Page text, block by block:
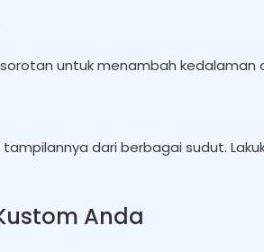
untuk menambah kedalaman
dari berbagai sudut.
Anda